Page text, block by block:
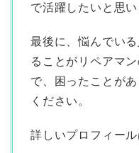
で活躍したいと思い
最後に、悩んでい
ることがリペアマ
で、困ったことが
ください。
詳しいプロフィール